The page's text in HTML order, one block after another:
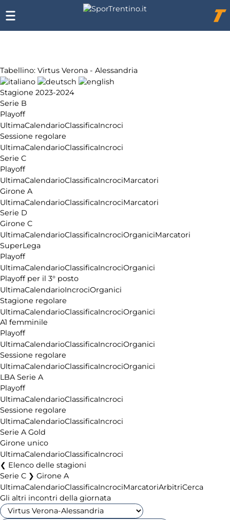
Tabellino: Virtus Verona - Alessandria
Stagione 2023-2024
Serie B
Playoff
UltimaCalendarioClassificaIncroci
Sessione regolare
UltimaCalendarioClassificaIncroci
Serie C
Playoff
UltimaCalendarioClassificaIncrociMarcatori
Girone A
UltimaCalendarioClassificaIncrociMarcatori
Serie D
Girone C
UltimaCalendarioClassificaIncrociOrganiciMarcatori
SuperLega
Playoff
UltimaCalendarioClassificaIncrociOrganici
Playoff per il 3° posto
UltimaCalendarioIncrociOrganici
Stagione regolare
UltimaCalendarioClassificaIncrociOrganici
A1 femminile
Playoff
UltimaCalendarioClassificaIncrociOrganici
Sessione regolare
UltimaCalendarioClassificaIncrociOrganici
LBA Serie A
Playoff
UltimaCalendarioClassificaIncroci
Sessione regolare
UltimaCalendarioClassificaIncroci
Serie A Gold
Girone unico
UltimaCalendarioClassificaIncroci
Elenco delle stagioni
Serie C ❯ Girone A
UltimaCalendarioClassificaIncrociMarcatoriArbitriCerca
Gli altri incontri della giornata
Chi
siamo
Affiliazione